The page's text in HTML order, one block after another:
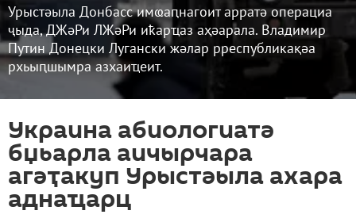
Урыстәыла Донбасс имҩаԥнагоит арратә операциа
ҷыда, ДЖәРи ЛЖәРи иҟарҵаз аҳәарала. Владимир
Путин Донецки Лугански жәлар рреспубликақәа
рхьыԥшымра азхаиҵеит.
Украина абиологиатә
бџьарла аичырчара
агәҭакуп Урыстәыла ахара
аднаҵарц